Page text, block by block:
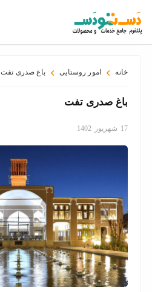
خانه امور روستایی باغ صدری تفت
باغ صدری تفت
17 شهریور 1402
ورود
جغرافیایی
سازمان
نزدیک